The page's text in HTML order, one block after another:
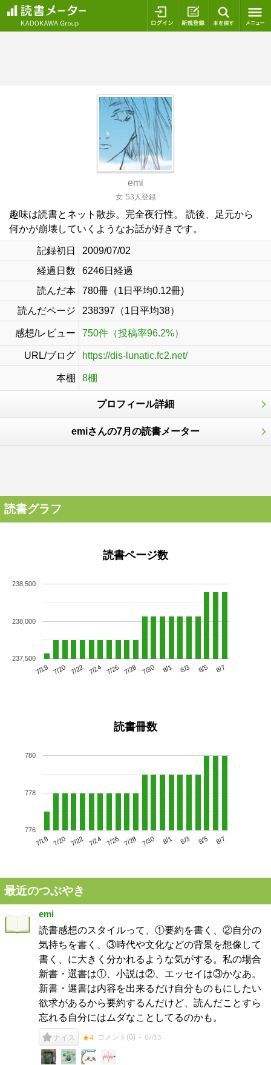
ログイン 新規登録
emi
女 53人登録
趣味は読書とネット散歩。完全夜行性。 読後、足元から
何かが崩壊していくようなお話が好きです。
記録初日
2009/07/02
経過日数
6246日経過
読んだ本
780冊（1日平均0.12冊)
読んだページ
238397（1日平均38）
感想/レビュー 750件（投稿率96.2%）
URL/ブログ https://dis-lunatic.fc2.net/
本棚 8棚
プロフィール詳細
emiさんの7月の読書メーター
読書グラフ
読書ページ数
7/18 7/20 7/22 7/24 7/26 7/28 7/30 8/1 8/3 8/5 8/7
237,500
238,000
238,500
読書冊数
7/18 7/20 7/22 7/24 7/26 7/28 7/30 8/1 8/3 8/5 8/7
776
778
780
最近のつぶやき
emi
読書感想のスタイルって、①要約を書く、②自分の
気持ちを書く、③時代や文化などの背景を想像して
書く、に大きく分かれるような気がする。私の場合
新書・選書は①、小説は②、エッセイは③かなあ。
新書・選書は内容を出来るだけ自分ものもにしたい
欲求があるから要約するんだけど、読んだことすら
忘れる自分にはムダなことしてるのかも。
ナイス ★4 コメント(0) 07/13